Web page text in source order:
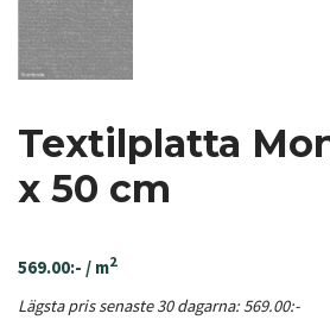
Textilplatta
x 50 cm
569.00:- / m2
Lägsta pris senaste 30 dagarna: 569.00:-